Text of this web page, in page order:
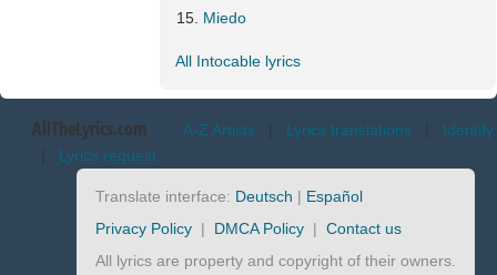
Miedo
All Intocable lyrics
AllTheLyrics.com A-Z Artists | Lyrics translations | Identify
| Lyrics request
Translate interface: Deutsch | Español
Privacy Policy | DMCA Policy | Contact us
All lyrics are property and copyright of their owners.